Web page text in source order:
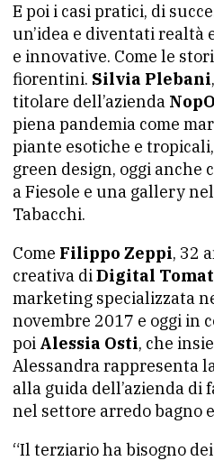
E poi i casi pratici, di
un’idea e diventati realtà
e innovative. Come le
fiorentini. Silvia Plebani
titolare dell’azienda
piena pandemia come
piante esotiche e
green design, oggi anche
a Fiesole e una gallery
Tabacchi.
Come Filippo Zeppi, 32
creativa diDigital
marketing specializzata
novembre 2017 e oggi in
poi Alessia Osti, che
Alessandra rappresenta
alla guida dell’azienda di
nel settore arredo bagno
“Il terziario ha bisogno